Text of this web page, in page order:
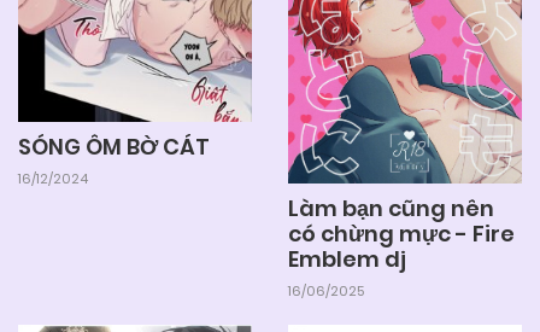
SÓNG ÔM BỜ CÁT
16/12/2024
Làm bạn cũng nên
có chừng mực - Fire
Emblem dj
16/06/2025